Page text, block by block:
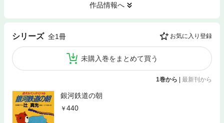
作品情報へ
シリーズ 全1冊 お気に入り登録
未購入巻をまとめて買う
1巻から | 最新刊から
銀河鉄道の朝
440